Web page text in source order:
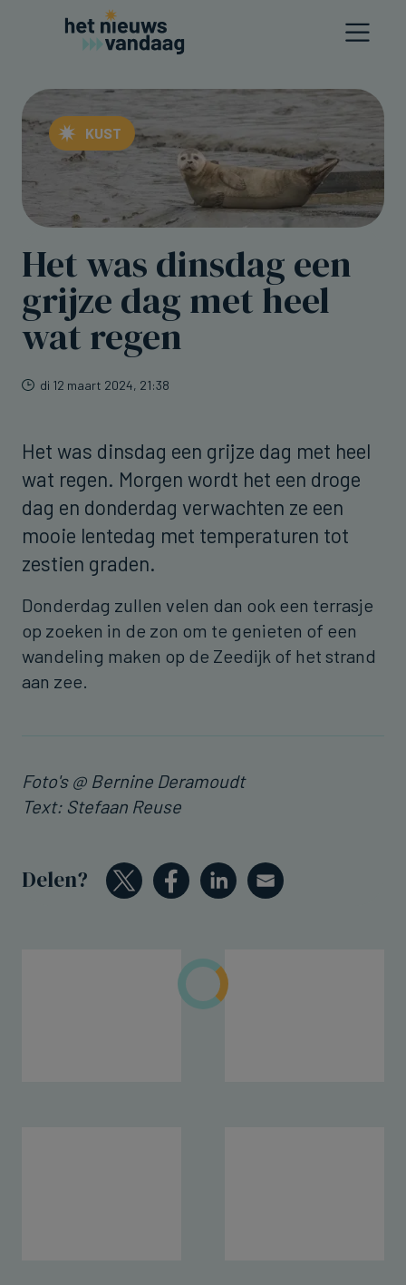
KUST
Het was dinsdag een
grijze dag met heel
wat regen
di 12 maart 2024, 21:38
Het was dinsdag een grijze dag met heel
wat regen. Morgen wordt het een droge
dag en donderdag verwachten ze een
mooie lentedag met temperaturen tot
zestien graden.
Donderdag zullen velen dan ook een terrasje
op zoeken in de zon om te genieten of een
wandeling maken op de Zeedijk of het strand
aan zee.
Foto's @ Bernine Deramoudt
Text: Stefaan Reuse
Delen?